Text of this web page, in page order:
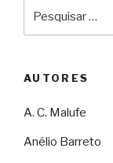
AUTORES
A. C. Malufe
Anélio Barreto